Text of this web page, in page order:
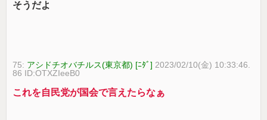
そうだよ
75: アシドチオバチルス(東京都) [ﾆﾀﾞ] 2023/02/10(金) 10:33:46.
86 ID:OTXZIeeB0
これを自民党が国会で言えたらなぁ